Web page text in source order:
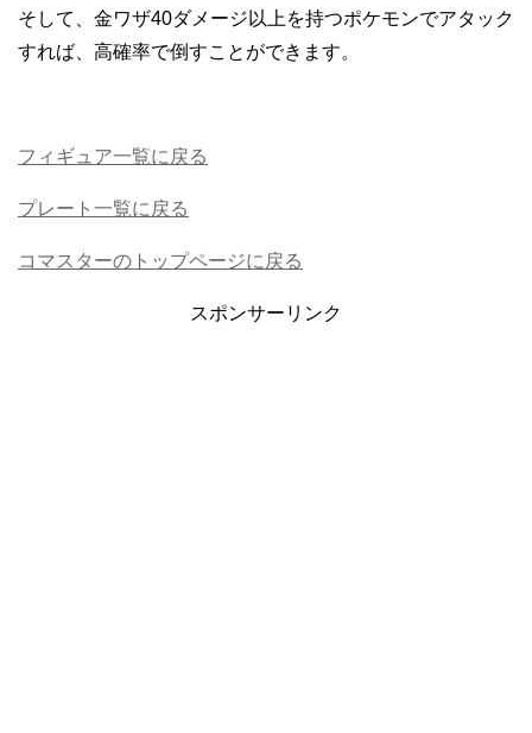
そして、金ワザ40ダメージ以上を持つポケモンでアタック
すれば、高確率で倒すことができます。
フィギュア一覧に戻る
プレート一覧に戻る
コマスターのトップページに戻る
スポンサーリンク